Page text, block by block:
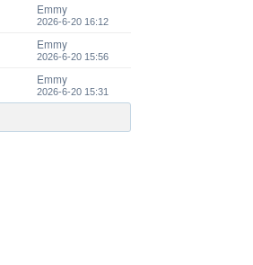
Emmy
2026-6-20 16:12
Emmy
2026-6-20 15:56
Emmy
2026-6-20 15:31